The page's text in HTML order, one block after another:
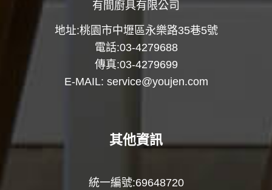
有間廚具有限公司
地址:桃園市中壢區永樂路35巷5號
電話:03-4279688
傳真:03-4279699
E-MAIL: service@youjen.com
其他資訊
統一編號:69648720